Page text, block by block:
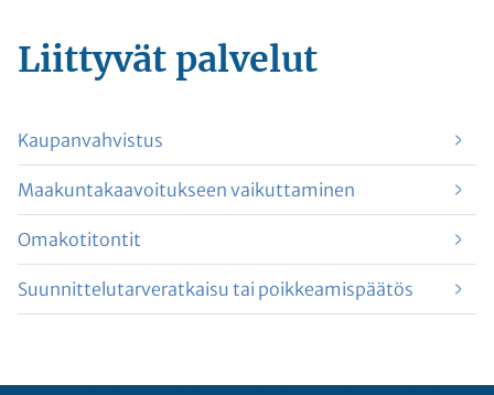
Liittyvät palvelut
Kaupanvahvistus
Maakuntakaavoitukseen vaikuttaminen
Omakotitontit
Suunnittelutarveratkaisu tai poikkeamispäätös